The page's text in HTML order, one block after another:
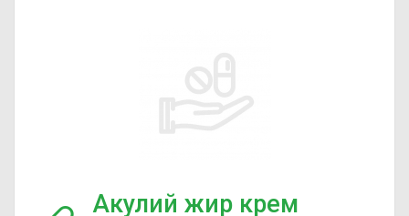
Акулий жир крем